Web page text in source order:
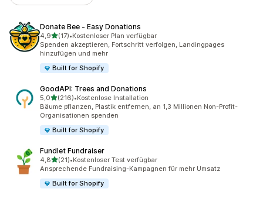
Donate Bee ‑ Easy Donations
4,9von 5 Sternen
(17)
17 Rezensionen insgesamt
•Kostenloser Plan verfügbar
Spenden akzeptieren, Fortschritt verfolgen, Landingpages
hinzufügen und mehr
Built for Shopify
GoodAPI: Trees and Donations
5,0von 5 Sternen
(216)
216 Rezensionen insgesamt
•Kostenlose Installation
Bäume pflanzen, Plastik entfernen, an 1,3 Millionen Non-Profit-
Organisationen spenden
Built for Shopify
Fundlet Fundraiser
4,8von 5 Sternen
(21)
21 Rezensionen insgesamt
•Kostenloser Test verfügbar
Ansprechende Fundraising-Kampagnen für mehr Umsatz
Built for Shopify